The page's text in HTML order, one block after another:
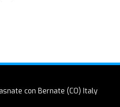
con Bernate (CO) Italy